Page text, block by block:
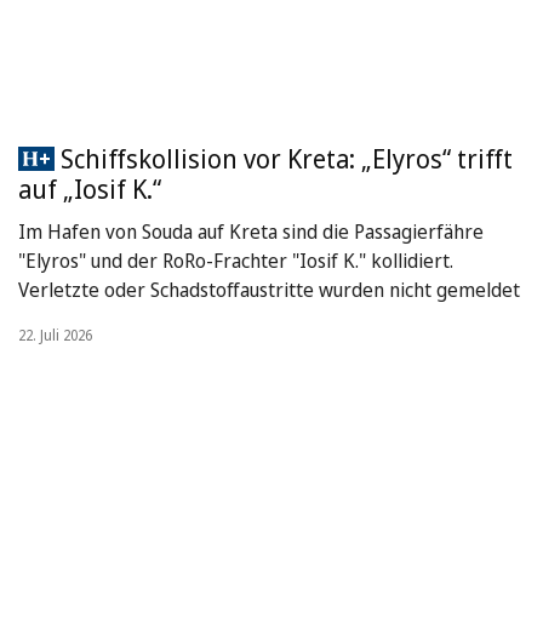
Schiffskollision vor Kreta: „Elyros“ trifft
auf „Iosif K.“
Im Hafen von Souda auf Kreta sind die Passagierfähre
"Elyros" und der RoRo-Frachter "Iosif K." kollidiert.
Verletzte oder Schadstoffaustritte wurden nicht gemeldet
22. Juli 2026